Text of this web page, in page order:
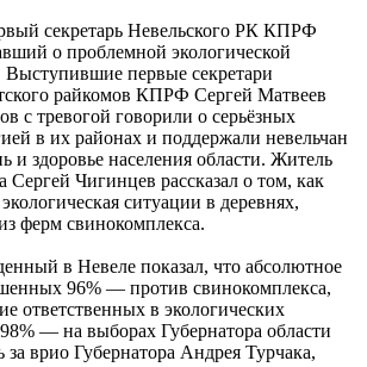
секретарь Невельского РК КПРФ
о проблемной экологической
Выступившие первые секретари
райкомов КПРФ Сергей Матвеев
с тревогой говорили о серьёзных
в их районах и поддержали невельчан
и здоровье населения области. Житель
Сергей Чигинцев рассказал о том, как
ситуации в деревнях,
ферм свинокомплекса.
в Невеле показал, что абсолютное
96% — против свинокомплекса,
ответственных в экологических
— на выборах Губернатора области
за врио Губернатора Андрея Турчака,